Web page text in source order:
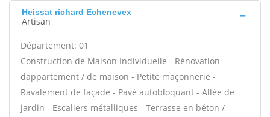
Heissat richard Echenevex
Artisan
Département: 01
Construction de Maison Individuelle - Rénovation
dappartement / de maison - Petite maçonnerie -
Ravalement de façade - Pavé autobloquant - Allée de
jardin - Escaliers métalliques - Terrasse en béton /